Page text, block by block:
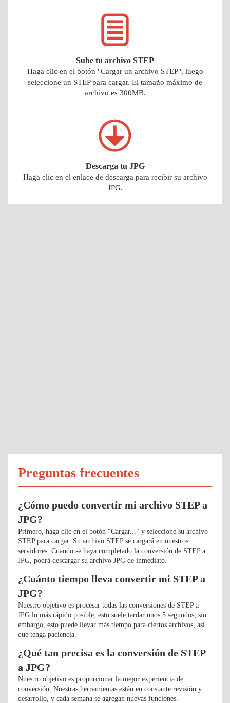
Sube tu archivo STEP
Haga clic en el botón "Cargar un archivo STEP", luego
seleccione un STEP para cargar. El tamaño máximo de
archivo es 300MB.
Descarga tu JPG
Haga clic en el enlace de descarga para recibir su archivo
JPG.
Preguntas frecuentes
¿Cómo puedo convertir mi archivo STEP a
JPG?
Primero, haga clic en el botón "Cargar..." y seleccione su archivo
STEP para cargar. Su archivo STEP se cargará en nuestros
servidores. Cuando se haya completado la conversión de STEP a
JPG, podrá descargar su archivo JPG de inmediato.
¿Cuánto tiempo lleva convertir mi STEP a
JPG?
Nuestro objetivo es procesar todas las conversiones de STEP a
JPG lo más rápido posible; esto suele tardar unos 5 segundos; sin
embargo, esto puede llevar más tiempo para ciertos archivos, así
que tenga paciencia.
¿Qué tan precisa es la conversión de STEP
a JPG?
Nuestro objetivo es proporcionar la mejor experiencia de
conversión. Nuestras herramientas están en constante revisión y
desarrollo, y cada semana se agregan nuevas funciones.